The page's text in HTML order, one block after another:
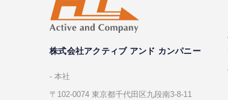
株式会社アクティブ アンド カンパニー
本社
〒102-0074 東京都千代⽥区九段南3-8-11